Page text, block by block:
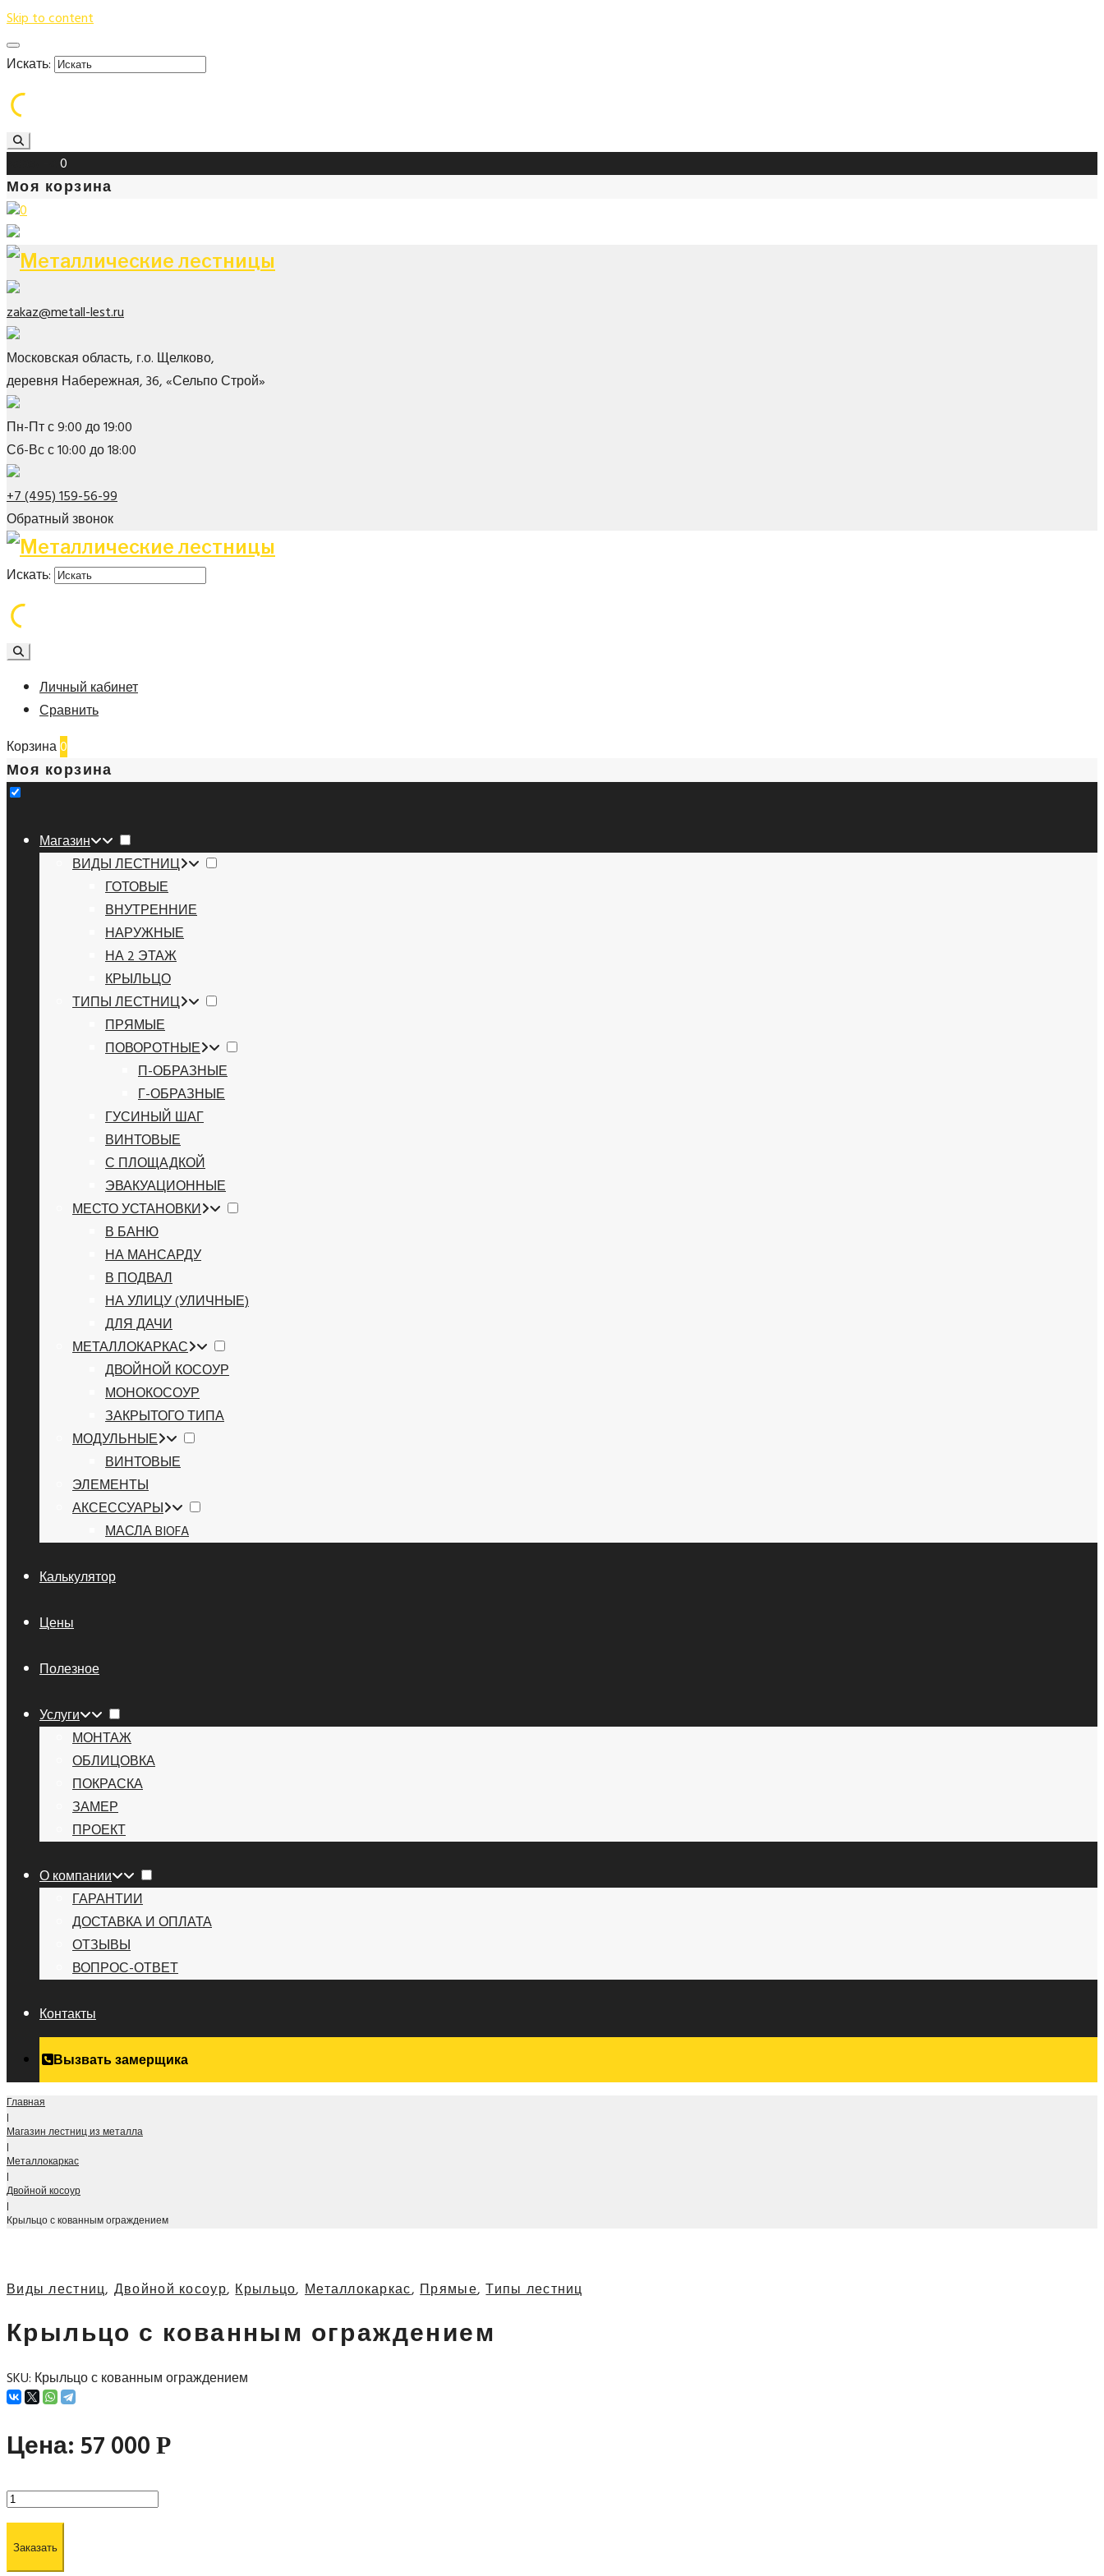
Skip to content
Искать:
0
Моя корзина
0
zakaz@metall-lest.ru
Московская область, г.о. Щелково,
деревня Набережная, 36, «Сельпо Строй»
Пн-Пт с 9:00 до 19:00
Сб-Вс с 10:00 до 18:00
+7 (495) 159-56-99
Обратный звонок
Искать:
Личный кабинет
Сравнить
Корзина0
Моя корзина
Магазин
ВИДЫ ЛЕСТНИЦ
ГОТОВЫЕ
ВНУТРЕННИЕ
НАРУЖНЫЕ
НА 2 ЭТАЖ
КРЫЛЬЦО
ТИПЫ ЛЕСТНИЦ
ПРЯМЫЕ
ПОВОРОТНЫЕ
П-ОБРАЗНЫЕ
Г-ОБРАЗНЫЕ
ГУСИНЫЙ ШАГ
ВИНТОВЫЕ
С ПЛОЩАДКОЙ
ЭВАКУАЦИОННЫЕ
МЕСТО УСТАНОВКИ
В БАНЮ
НА МАНСАРДУ
В ПОДВАЛ
НА УЛИЦУ (УЛИЧНЫЕ)
ДЛЯ ДАЧИ
МЕТАЛЛОКАРКАС
ДВОЙНОЙ КОСОУР
МОНОКОСОУР
ЗАКРЫТОГО ТИПА
МОДУЛЬНЫЕ
ВИНТОВЫЕ
ЭЛЕМЕНТЫ
АКСЕССУАРЫ
МАСЛА BIOFA
Калькулятор
Цены
Полезное
Услуги
МОНТАЖ
ОБЛИЦОВКА
ПОКРАСКА
ЗАМЕР
ПРОЕКТ
О компании
ГАРАНТИИ
ДОСТАВКА И ОПЛАТА
ОТЗЫВЫ
ВОПРОС-ОТВЕТ
Контакты
Вызвать замерщика
Главная
|
Магазин лестниц из металла
|
Металлокаркас
|
Двойной косоур
|
Крыльцо с кованным ограждением
Виды лестниц, Двойной косоур,Крыльцо, Металлокаркас,Прямые,Типы лестниц
Крыльцо с кованным ограждением
SKU: Крыльцо с кованным ограждением
Цена: 57 000 Р
Заказать